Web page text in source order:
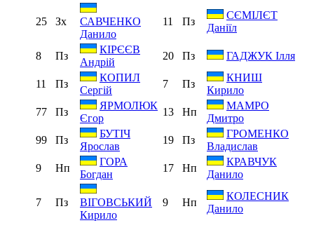
25 Зх
САВЧЕНКО
Данило
11 Пз
СЄМІЛЄТ
Даніїл
8 Пз
КІРЄЄВ
Андрій
20 Пз ГАДЖУК Ілля
11 Пз
КОПИЛ
Сергій
7 Пз
КНИШ
Кирило
77
Пз
ЯРМОЛЮК
Єгор
13 Нп
МАМРО
Дмитро
99
Пз
БУТІЧ
Ярослав
19 Пз
ГРОМЕНКО
Владислав
9
Нп
ГОРА
Богдан
17 Нп
КРАВЧУК
Данило
7 Пз
ВІГОВСЬКИЙ
Кирило
9 Нп
КОЛЕСНИК
Данило